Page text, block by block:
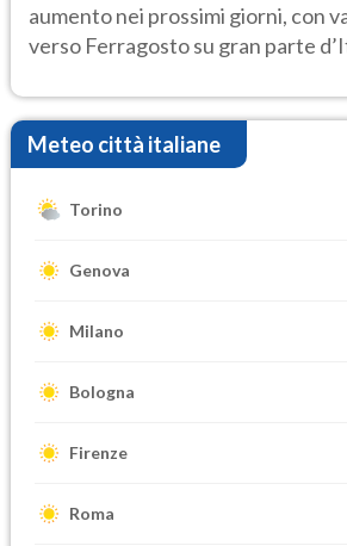
aumento nei prossimi giorni, con
verso Ferragosto su gran parte
Meteo città italiane
Torino
Genova
Milano
Bologna
Firenze
Roma